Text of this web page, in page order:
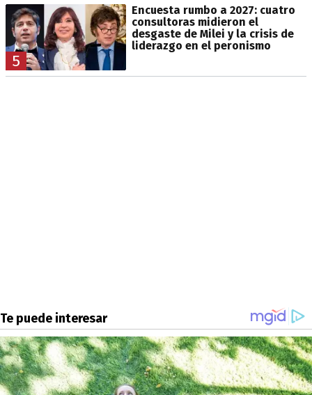
5
Encuesta rumbo a 2027: cuatro
consultoras midieron el
desgaste de Milei y la crisis de
liderazgo en el peronismo